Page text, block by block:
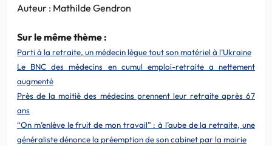
Auteur : Mathilde Gendron
Sur le même thème :
Parti à la retraite, un médecin lègue tout son matériel à l’Ukraine
Le BNC des médecins en cumul emploi-retraite a nettement
augmenté
Près de la moitié des médecins prennent leur retraite après 67
ans
“On m’enlève le fruit de mon travail” : à l’aube de la retraite, une
généraliste dénonce la préemption de son cabinet par la mairie